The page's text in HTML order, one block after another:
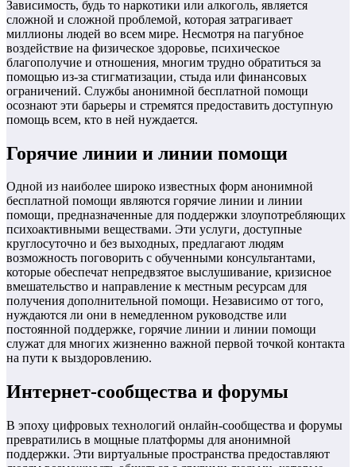
Зависимость, будь то наркотики или алкоголь, является
сложной и сложной проблемой, которая затрагивает
миллионы людей во всем мире. Несмотря на пагубное
воздействие на физическое здоровье, психическое
благополучие и отношения, многим трудно обратиться за
помощью из-за стигматизации, стыда или финансовых
ограничений. Службы анонимной бесплатной помощи
осознают эти барьеры и стремятся предоставить доступную
помощь всем, кто в ней нуждается.
Горячие линии и линии помощи
Одной из наиболее широко известных форм анонимной
бесплатной помощи являются горячие линии и линии
помощи, предназначенные для поддержки злоупотребляющих
психоактивными веществами. Эти услуги, доступные
круглосуточно и без выходных, предлагают людям
возможность поговорить с обученными консультантами,
которые обеспечат непредвзятое выслушивание, кризисное
вмешательство и направление к местным ресурсам для
получения дополнительной помощи. Независимо от того,
нуждаются ли они в немедленном руководстве или
постоянной поддержке, горячие линии и линии помощи
служат для многих жизненно важной первой точкой контакта
на пути к выздоровлению.
Интернет-сообщества и форумы
В эпоху цифровых технологий онлайн-сообщества и форумы
превратились в мощные платформы для анонимной
поддержки. Эти виртуальные пространства предоставляют